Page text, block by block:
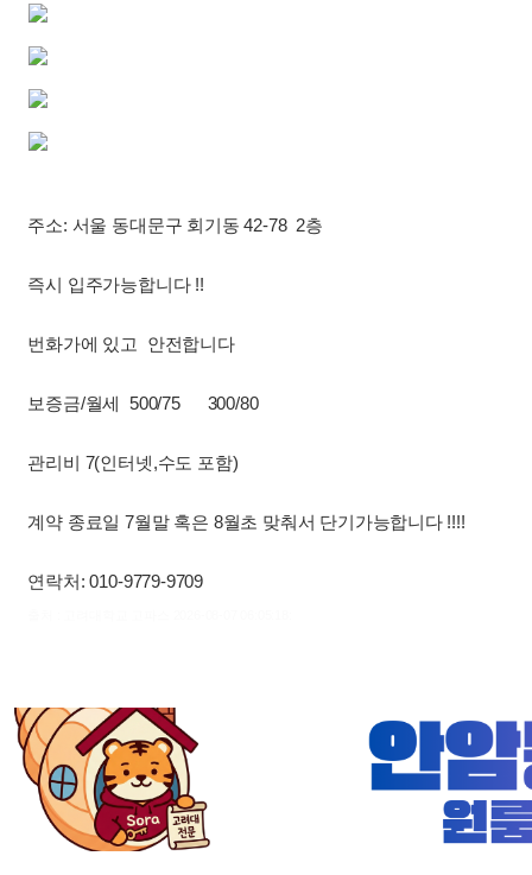
주소: 서울 동대문구 회기동 42-78 2층
즉시 입주가능합니다 !!
번화가에 있고 안전합니다
보증금/월세 500/75 300/80
관리비 7(인터넷,수도 포함)
계약 종료일 7월말 혹은 8월초 맞춰서 단기가능합니다 !!!!
연락처: 010-9779-9709